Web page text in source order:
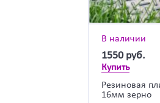
В наличии
1550 руб.
Купить
Резиновая
16мм зерно